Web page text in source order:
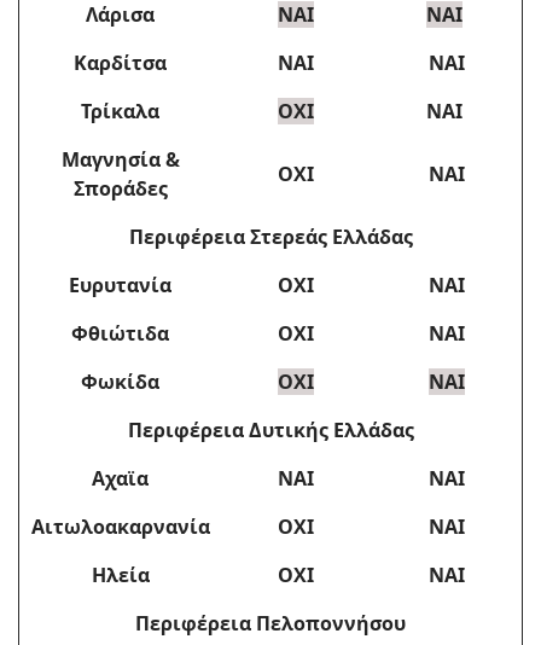
Λάρισα
NAI
ΝΑΙ
Καρδίτσα
NAI
ΝΑΙ
Τρίκαλα
ΟΧΙ
ΝΑΙ
Μαγνησία &
Σποράδες
ΟΧΙ ΝΑΙ
Περιφέρεια Στερεάς Ελλάδας
Ευρυτανία
ΟΧΙ
ΝΑΙ
Φθιώτιδα
ΟΧΙ
ΝΑΙ
Φωκίδα
ΟΧΙ
ΝΑΙ
Περιφέρεια Δυτικής Ελλάδας
Αχαϊα
ΝΑΙ
ΝΑΙ
Αιτωλοακαρνανία
ΟΧΙ
ΝΑΙ
Ηλεία
ΟΧΙ
ΝΑΙ
Περιφέρεια Πελοποννήσου